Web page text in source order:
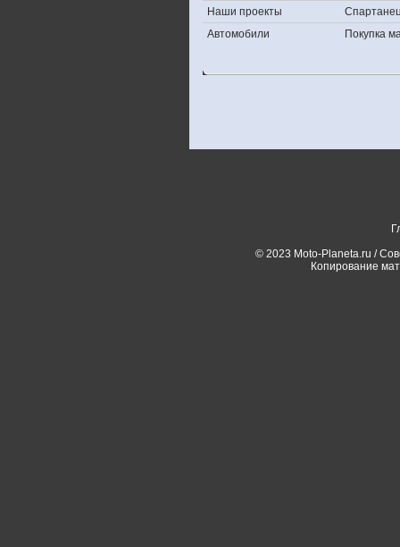
Наши проекты
Автомобили
Покупка
© 2023 Moto-Planeta.ru /
Копирование